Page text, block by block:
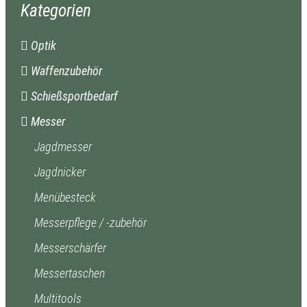
Kategorien
Optik
Waffenzubehör
Schießsportbedarf
Messer
Jagdmesser
Jagdnicker
Menübesteck
Messerpflege / -zubehör
Messerschärfer
Messertaschen
Multitools